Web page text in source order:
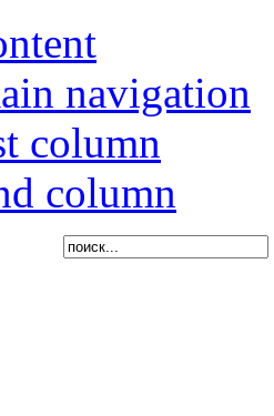
navigation
column
column